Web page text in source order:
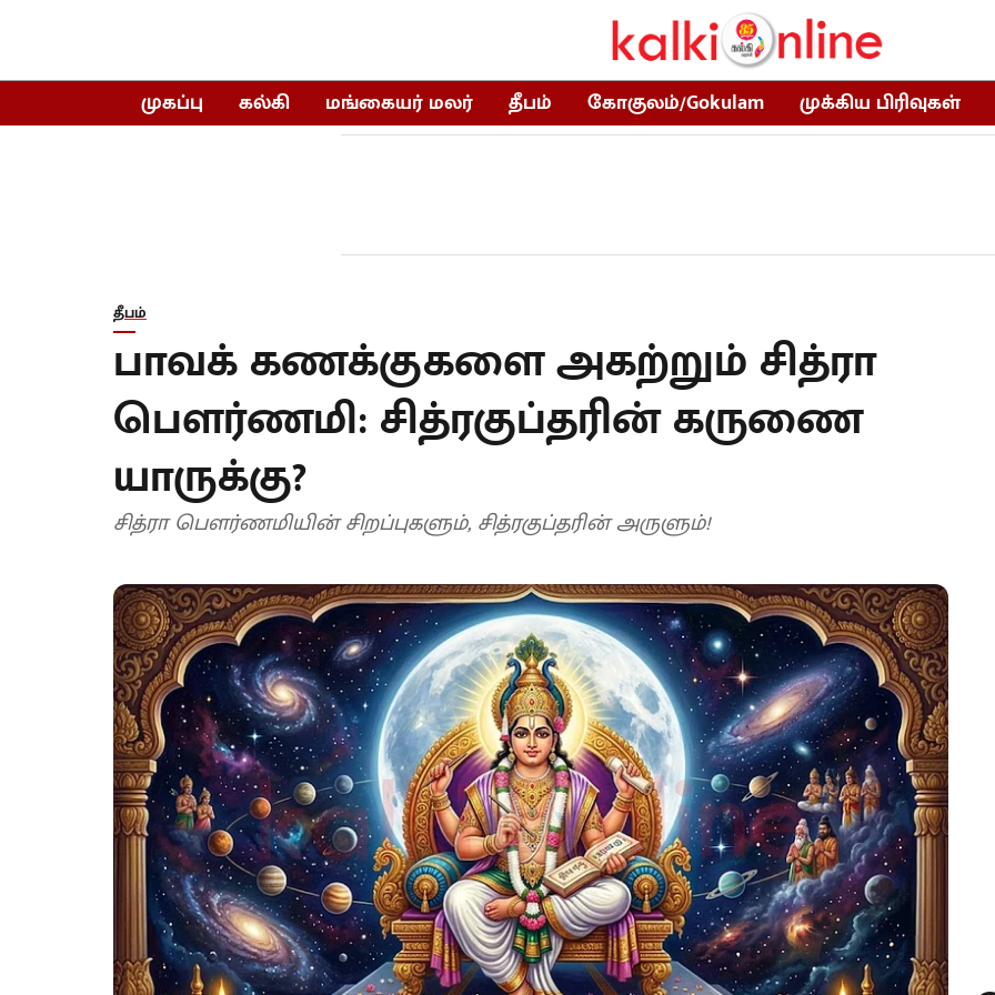
முகப்பு கல்கி மங்கையர் மலர் தீபம் கோகுலம்/Gokulam முக்கிய பிரிவுகள்
தீபம்
பாவக் கணக்குகளை அகற்றும் சித்ரா
பௌர்ணமி: சித்ரகுப்தரின் கருணை
யாருக்கு?
சித்ரா பெளர்ணமியின் சிறப்புகளும், சித்ரகுப்தரின் அருளும்!